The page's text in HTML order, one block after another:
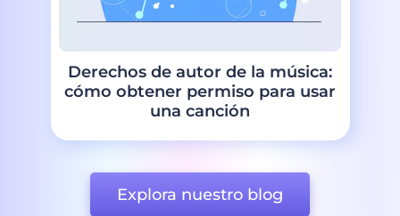
Derechos de autor de la música:
cómo obtener permiso para usar
una canción
Explora nuestro blog